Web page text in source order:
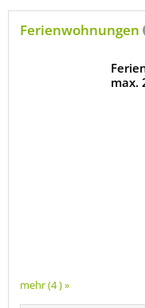
Ferienwohnungen
mehr (4 ) »
max.